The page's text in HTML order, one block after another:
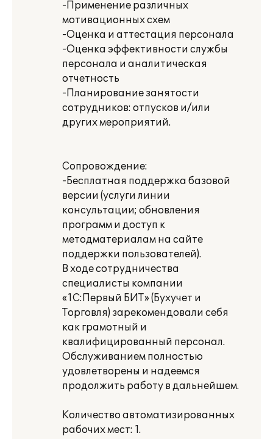
-Применение различных
мотивационных схем
-Оценка и аттестация персонала
-Оценка эффективности службы
персонала и аналитическая
отчетность
-Планирование занятости
сотрудников: отпусков и/или
других мероприятий.
Сопровождение:
-Бесплатная поддержка базовой
версии (услуги линии
консультации; обновления
программ и доступ к
методматериалам на сайте
поддержки пользователей).
В ходе сотрудничества
специалисты компании
«1С:Первый БИТ» (Бухучет и
Торговля) зарекомендовали себя
как грамотный и
квалифицированный персонал.
Обслуживанием полностью
удовлетворены и надеемся
продолжить работу в дальнейшем.
Количество автоматизированных
рабочих мест: 1.